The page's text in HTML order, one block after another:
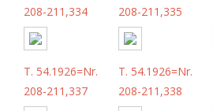
208-211,334
208-211,335
T. 54.1926=Nr.
208-211,337
T. 54.1926=Nr.
208-211,338